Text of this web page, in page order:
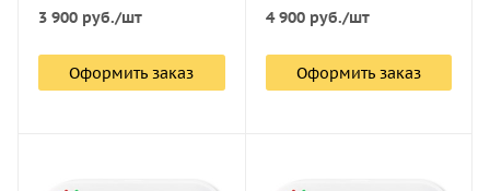
3 900 руб./шт
Оформить заказ
4 900руб./шт
Оформить заказ